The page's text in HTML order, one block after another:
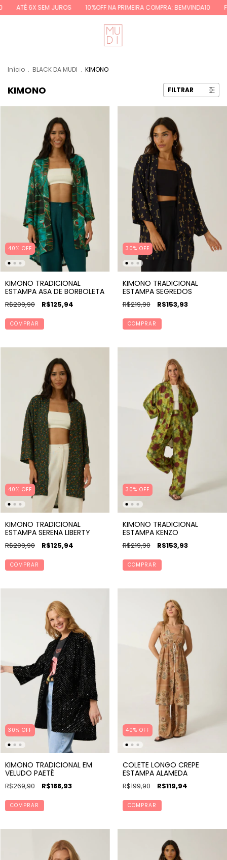
6X SEM JUROS 10%OFF NA PRIMEIRA COMPRA: BEMVINDA10 FRETE
Início . BLACK DA MUDI . KIMONO
KIMONO FILTRAR
40% OFF
KIMONO TRADICIONAL
ESTAMPA ASA DE BORBOLETA
R$209,90 R$125,94
COMPRAR
30% OFF
KIMONO TRADICIONAL
ESTAMPA SEGREDOS
R$219,90 R$153,93
COMPRAR
40% OFF
KIMONO TRADICIONAL
ESTAMPA SERENA LIBERTY
R$209,90 R$125,94
COMPRAR
30% OFF
KIMONO TRADICIONAL
ESTAMPA KENZO
R$219,90 R$153,93
COMPRAR
30% OFF
KIMONO TRADICIONAL EM
VELUDO PAETÊ
R$269,90 R$188,93
COMPRAR
40% OFF
COLETE LONGO CREPE
ESTAMPA ALAMEDA
R$199,90 R$119,94
COMPRAR